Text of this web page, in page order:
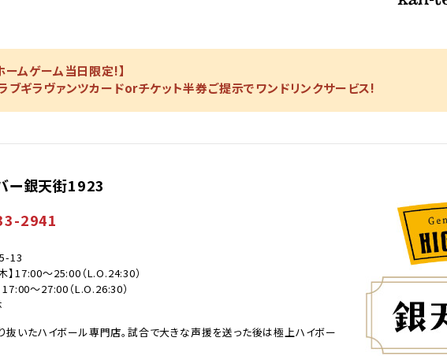
ームゲーム当日限定!】
ブギラヴァンツカードorチケット半券ご提示でワンドリンクサービス!
ー銀天街1923
2941
13
】17:00～25:00（L.O.24:30）
17:00～27:00（L.O.26:30）
抜いたハイボール専門店。試合で大きな声援を送った後は極上ハイボー